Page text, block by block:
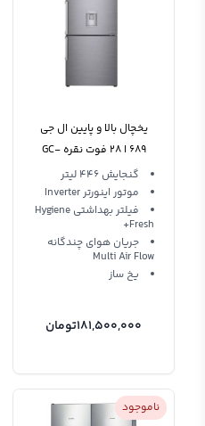
یخچال بالا و پایین ال جی
689 ا 28 فوت نقره GC-
F689BLCMگنجایش 446 لیتر
موتور اینورتر Inverter
فیلتر بهداشتی Hygiene
Fresh+
جریان هوای چندگانه
Multi Air Flow
یخ ساز
181,500,000تومان
ناموجود